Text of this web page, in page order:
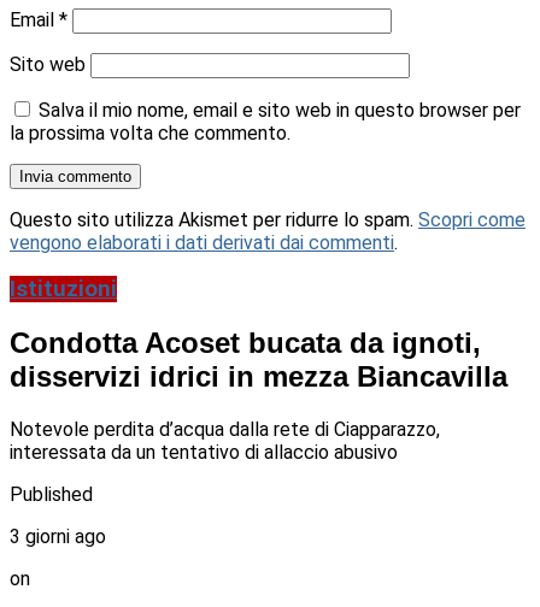
Email *
Sito web
Salva il mio nome, email e sito web in questo browser per
la prossima volta che commento.
Questo sito utilizza Akismet per ridurre lo spam. Scopri come
vengono elaborati i dati derivati dai commenti.
Istituzioni
Condotta Acoset bucata da ignoti,
disservizi idrici in mezza Biancavilla
Notevole perdita d’acqua dalla rete di Ciapparazzo,
interessata da un tentativo di allaccio abusivo
Published
3 giorni ago
on